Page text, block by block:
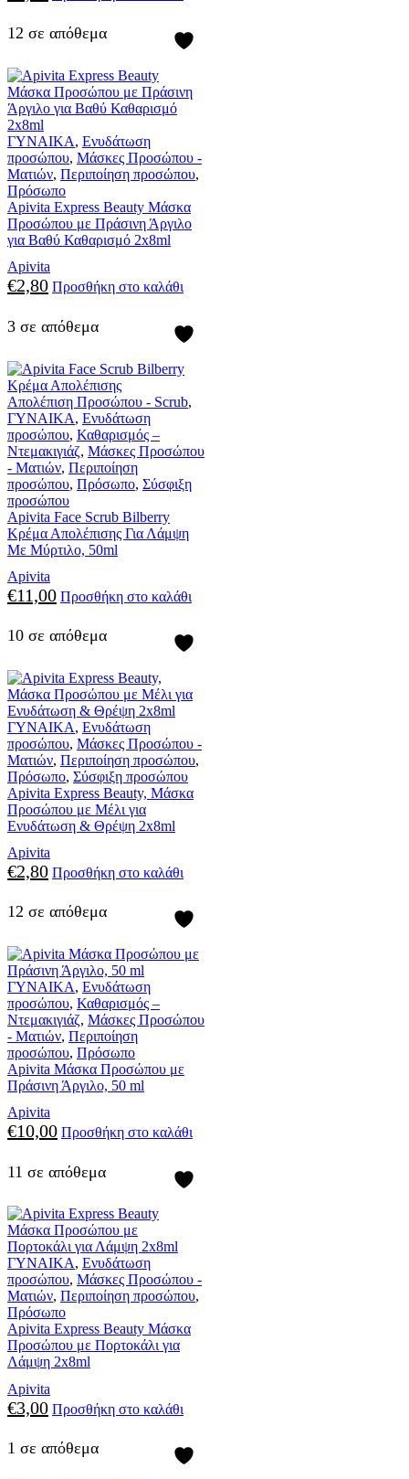
12 σε απόθεμα
ΓΥΝΑΙΚΑ, Ενυδάτωση
προσώπου, Μάσκες Προσώπου -
Ματιών, Περιποίηση προσώπου,
Πρόσωπο
Apivita Express Beauty Μάσκα
Προσώπου με Πράσινη Άργιλο
για Βαθύ Καθαρισμό 2x8ml
Apivita
€2,80 Προσθήκη στο καλάθι
3 σε απόθεμα
Απολέπιση Προσώπου - Scrub,
ΓΥΝΑΙΚΑ, Ενυδάτωση
προσώπου, Καθαρισμός –
Ντεμακιγιάζ, Μάσκες Προσώπου
- Ματιών, Περιποίηση
προσώπου, Πρόσωπο, Σύσφιξη
προσώπου
Apivita Face Scrub Bilberry
Κρέμα Απολέπισης Για Λάμψη
Με Μύρτιλο, 50ml
Apivita
€11,00 Προσθήκη στο καλάθι
10 σε απόθεμα
ΓΥΝΑΙΚΑ, Ενυδάτωση
προσώπου, Μάσκες Προσώπου -
Ματιών, Περιποίηση προσώπου,
Πρόσωπο, Σύσφιξη προσώπου
Apivita Express Beauty, Μάσκα
Προσώπου με Μέλι για
Ενυδάτωση & Θρέψη 2x8ml
Apivita
€2,80 Προσθήκη στο καλάθι
12 σε απόθεμα
ΓΥΝΑΙΚΑ, Ενυδάτωση
προσώπου, Καθαρισμός –
Ντεμακιγιάζ, Μάσκες Προσώπου
- Ματιών, Περιποίηση
προσώπου, Πρόσωπο
Apivita Μάσκα Προσώπου με
Πράσινη Άργιλο, 50 ml
Apivita
€10,00 Προσθήκη στο καλάθι
11 σε απόθεμα
ΓΥΝΑΙΚΑ, Ενυδάτωση
προσώπου, Μάσκες Προσώπου -
Ματιών, Περιποίηση προσώπου,
Πρόσωπο
Apivita Express Beauty Μάσκα
Προσώπου με Πορτοκάλι για
Λάμψη 2x8ml
Apivita
€3,00 Προσθήκη στο καλάθι
1 σε απόθεμα